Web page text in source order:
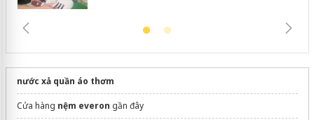
nước xả quần áo thơm
Cửa hàng nệm everon gần đây